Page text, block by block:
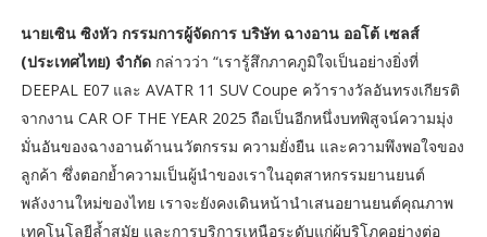
นายเซิน ซิงหัว กรรมการผู้จัดการ บริษัท ฉางอาน ออโต้ เซลส์
(ประเทศไทย) จำกัดกล่าวว่า “เรารู้สึกภาคภูมิใจเป็นอย่างยิ่งที่
DEEPAL E07 และ AVATR 11 SUV Coupe คว้ารางวัลอันทรงเกียรติ
จากงาน CAR OF THE YEAR 2025 ถือเป็นอีกหนึ่งบทพิสูจน์ความมุ่ง
มั่นอันของฉางอานด้านนวัตกรรม ความยั่งยืน และความพึงพอใจของ
ลูกค้า ซึ่งตอกย้ำความเป็นผู้นำของเราในอุตสาหกรรมยานยนต์
พลังงานใหม่ของไทย เราจะยังคงเดินหน้านำเสนอยานยนต์คุณภาพ
เทคโนโลยีล้ำสมัย และการบริการเหนือระดับแก่ผู้บริโภคอย่างต่อ